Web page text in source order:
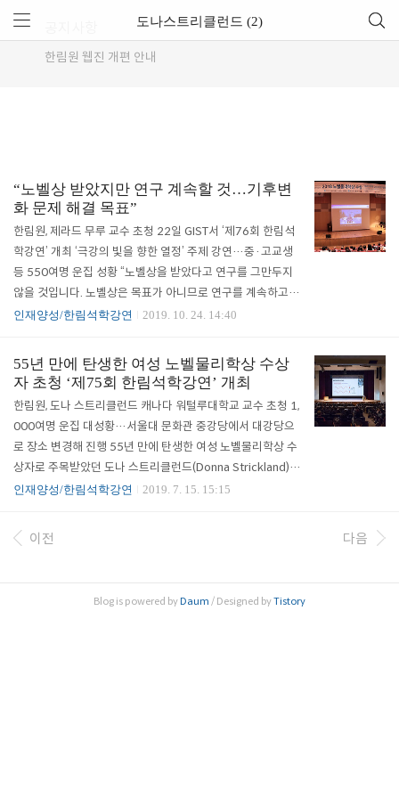
한림원 웹진 개편 안내
도나스트리클런드 (2)
“노벨상 받았지만 연구 계속할 것…기후변
화 문제 해결 목표”
한림원, 제라드 무루 교수 초청 22일 GIST서 ‘제76회 한림석
학강연’ 개최 ‘극강의 빛을 향한 열정’ 주제 강연…중·고교생
등 550여명 운집 성황 “노벨상을 받았다고 연구를 그만두지
않을 것입니다. 노벨상은 목표가 아니므로 연구를 계속하고 싶
습니다. 특히 기후변화에 대해 관심이 큽니다. 모든 과학자들
니다. 오염된 지구를 깨끗이 청소하는 것도 과학자의 몫입니
다.” 한국과학기술한림원(원장 한민구, 이하 한림원)이 주최하
고 IBS 초강력레이저과학연구단(단장 남창희, 이하 CoReLs),
광주과학기술원(총장 김기선, 이하 GIST)이 주관한 ‘제76회
한림석학강연’이 10월 22일 GIST 오룡관 다산홀에서 개최됐
다. 2018년 노벨물리학상 수상자..
인재양성/한림석학강연 2019. 10. 24. 14:40
55년 만에 탄생한 여성 노벨물리학상 수상
자 초청 ‘제75회 한림석학강연’ 개최
한림원, 도나 스트리클런드 캐나다 워털루대학교 교수 초청 1,
000여명 운집 대성황…서울대 문화관 중강당에서 대강당으
로 장소 변경해 진행 55년 만에 탄생한 여성 노벨물리학상 수
상자로 주목받았던 도나 스트리클런드(Donna Strickland)
캐나다 워털루대학교 교수가 한국의 예비 과학도들을 만나기
년도 노벨물리학상 수상자인 도나 스트리클런드 교수를 초청,
7월 12일 서울대학교 문화관 대강당에서 제75회 한림석학강
를 변경해 진행할 정도로 대성황을 이뤘다. 스트리클런드 교수
인재양성/한림석학강연 2019. 7. 15. 15:15
이전 다음
Blog is powered byDaum / Designed byTistory